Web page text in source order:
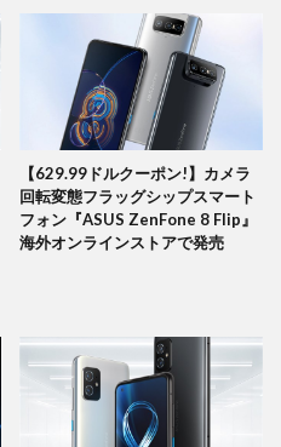
【629.99ドルクーポン!】カメラ
回転変態フラッグシップスマート
フォン『ASUS ZenFone 8 Flip』
海外オンラインストアで発売